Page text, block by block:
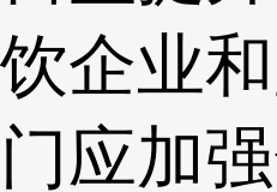
饮企业
门应加